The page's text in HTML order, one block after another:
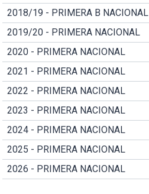
2018/19 - PRIMERA B NACIONAL
2019/20 - PRIMERA NACIONAL
2020 - PRIMERA NACIONAL
2021 - PRIMERA NACIONAL
2022 - PRIMERA NACIONAL
2023 - PRIMERA NACIONAL
2024 - PRIMERA NACIONAL
2025 - PRIMERA NACIONAL
2026 - PRIMERA NACIONAL